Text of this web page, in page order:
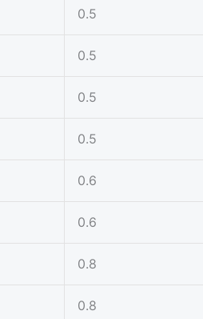
0.5
0.5
0.5
0.5
0.6
0.6
0.8
0.8